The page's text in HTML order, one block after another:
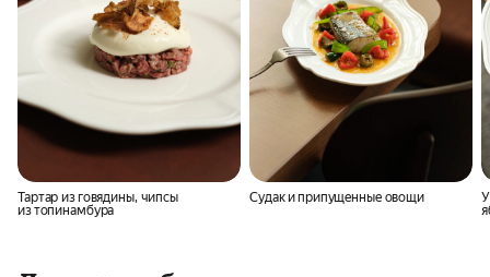
Тартар из говядины, чипсы
из топинамбура
Судак и припущенные овощи